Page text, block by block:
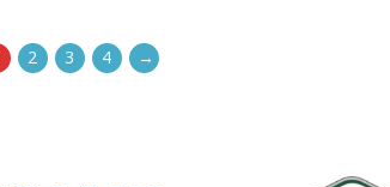
2 3 4 →